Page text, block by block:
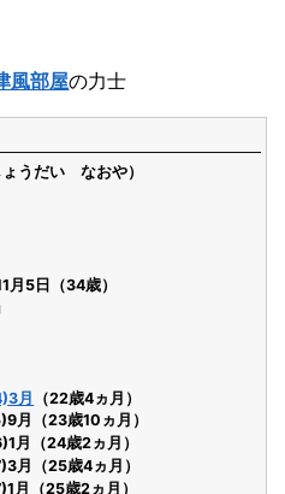
風部屋の力士
うだい なおや）
月5日（34歳）
月
（22歳4ヵ月）
月（23歳10ヵ月）
月（24歳2ヵ月）
月（25歳4ヵ月）
月（25歳2ヵ月）